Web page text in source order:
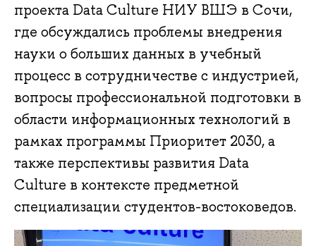
проекта Data Culture НИУ ВШЭ в Сочи,
где обсуждались проблемы внедрения
науки о больших данных в учебный
процесс в сотрудничестве с индустрией,
вопросы профессиональной подготовки в
области информационных технологий в
рамках программы Приоритет 2030, а
также перспективы развития Data
Culture в контексте предметной
специализации студентов-востоковедов.